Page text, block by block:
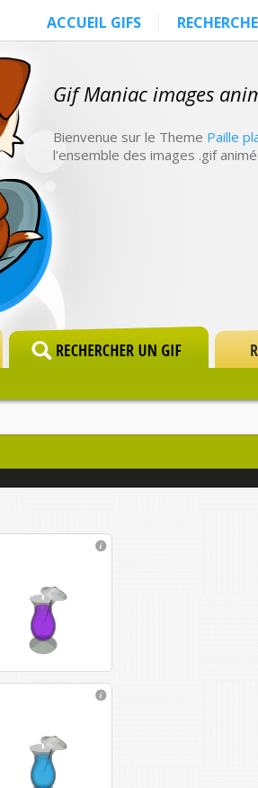
ACCUEIL GIFS
Gif Maniac images
Bienvenue sur le Theme Paille
l'ensemble des images .gif